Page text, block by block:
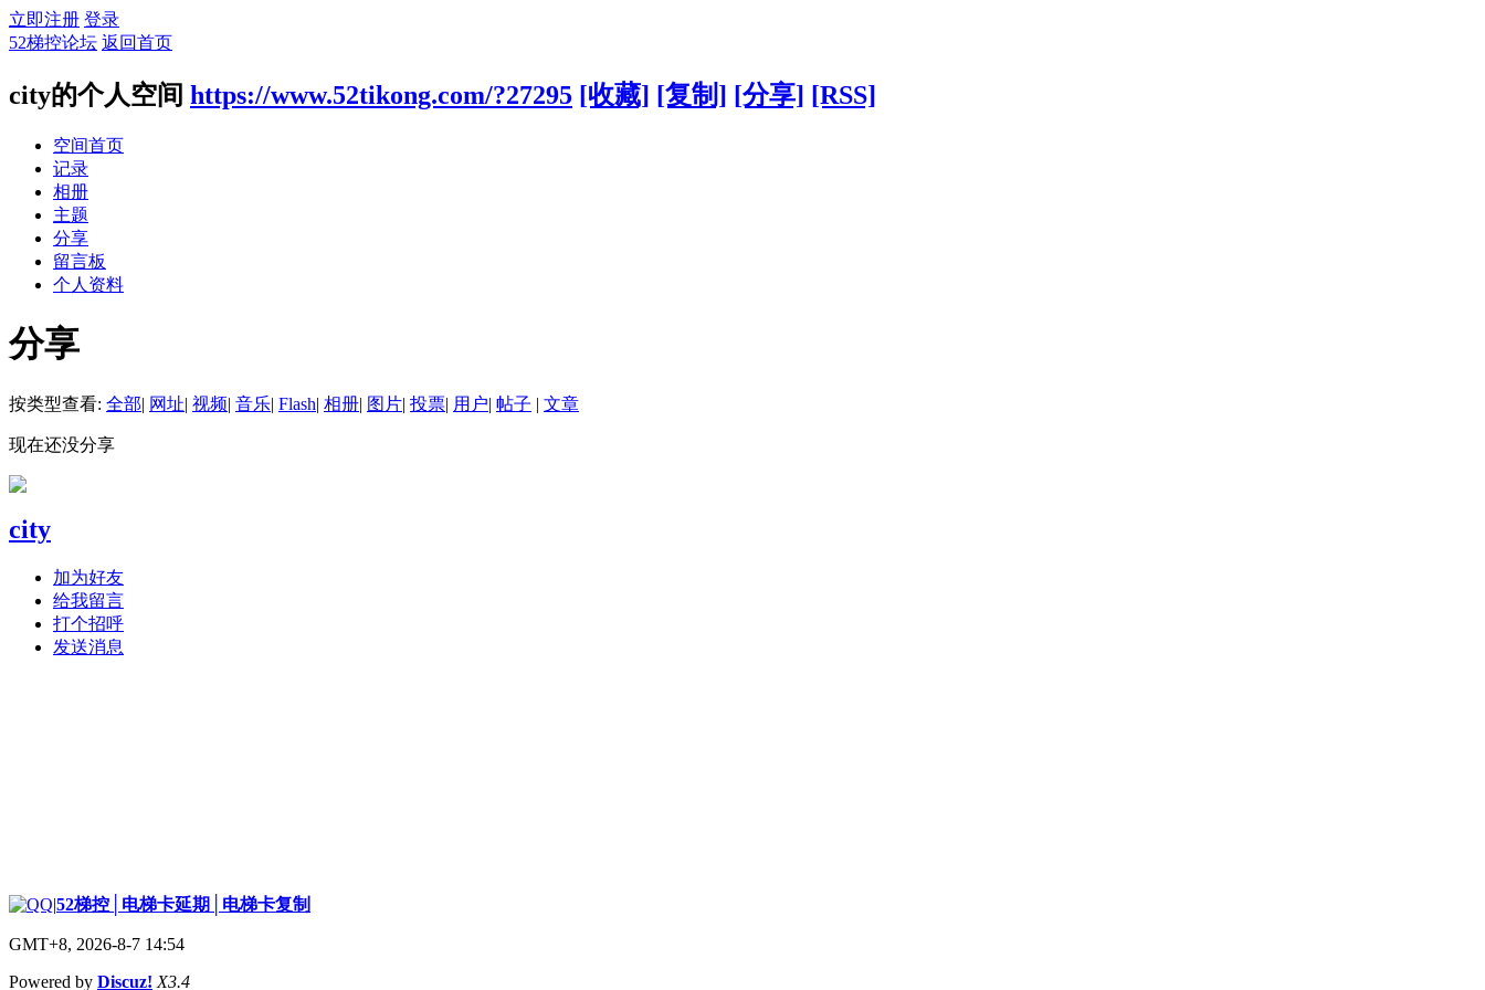
立即注册 登录
52梯控论坛 返回首页
city的个人空间 https://www.52tikong.com/?27295 [收藏] [复制] [分享] [RSS]
空间首页
记录
相册
主题
分享
留言板
个人资料
分享
按类型查看: 全部| 网址| 视频| 音乐| Flash| 相册| 图片| 投票| 用户| 帖子 | 文章
现在还没分享
city
加为好友
给我留言
打个招呼
发送消息
|52梯控│电梯卡延期│电梯卡复制
GMT+8, 2026-8-7 14:54
Powered by Discuz! X3.4